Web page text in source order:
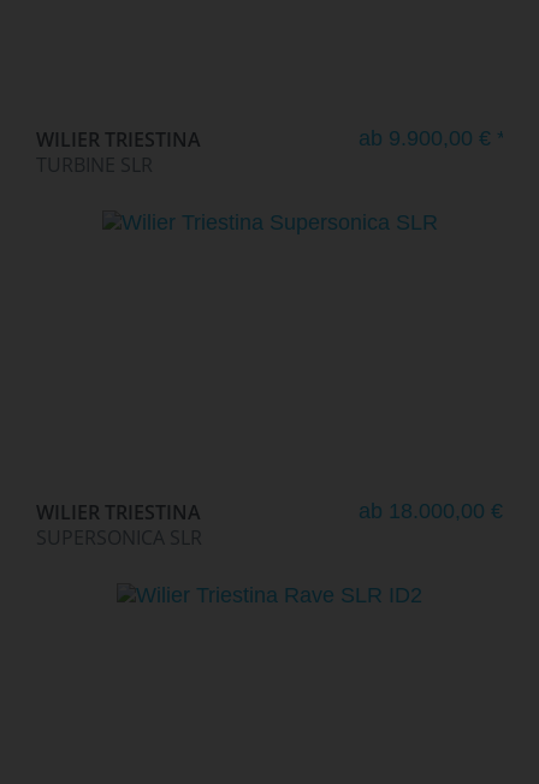
WILIER TRIESTINA
TURBINE SLR
ab 9.900,00 € *
WILIER TRIESTINA
SUPERSONICA SLR
ab 18.000,00 € *